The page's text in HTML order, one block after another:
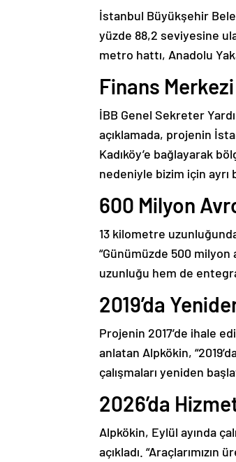
İstanbul Büyükşehir
yüzde 88,2 seviyesine
metro hattı, Anadolu
Finans
İBB Genel Sekreter
açıklamada, projenin
Kadıköy’e bağlayarak
nedeniyle bizim için ayrı
600 Milyon
13 kilometre
“Günümüzde 500
uzunluğu hem de
2019’da
Projenin 2017’de ihale
anlatan Alpkökin,
çalışmaları yeniden
2026’da
Alpkökin, Eylül ayında
açıkladı.